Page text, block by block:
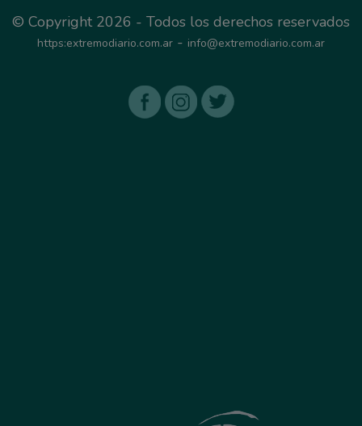
© Copyright 2026 - Todos los derechos reservados
https:extremodiario.com.ar - info@extremodiario.com.ar